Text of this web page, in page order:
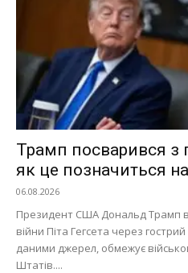
Трамп посварився з
як це позначиться на
06.08.2026
Президент США Дональд Трамп
війни Піта Гегсета через
даними джерел, обмежує
Штатів....